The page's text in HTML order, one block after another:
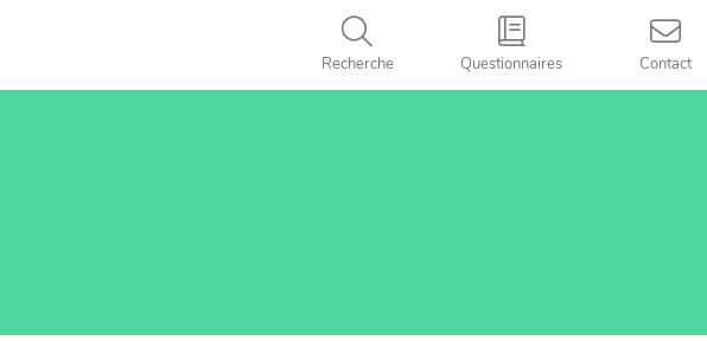
Recherche Questionnaires Contact